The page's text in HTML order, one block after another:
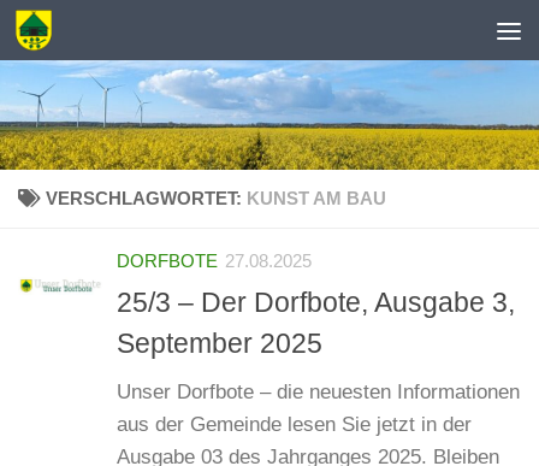
Zum Inhalt springen
VERSCHLAGWORTET: KUNST AM BAU
DORFBOTE 27.08.2025
25/3 – Der Dorfbote, Ausgabe 3,
September 2025
Unser Dorfbote – die neuesten Informationen
aus der Gemeinde lesen Sie jetzt in der
Ausgabe 03 des Jahrganges 2025. Bleiben